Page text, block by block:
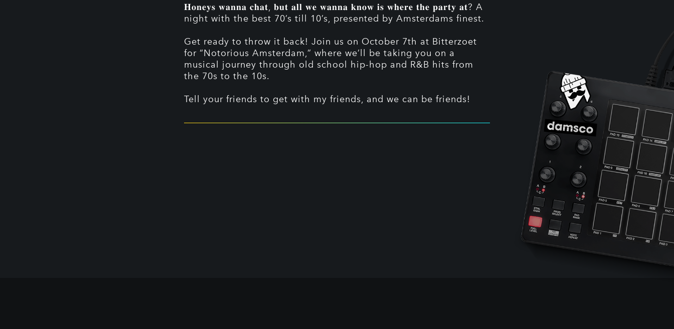
𝐇𝐨𝐧𝐞𝐲𝐬 𝐰𝐚𝐧𝐧𝐚 𝐜𝐡𝐚𝐭, 𝐛𝐮𝐭 𝐚𝐥𝐥 𝐰𝐞 𝐰𝐚𝐧𝐧𝐚 𝐤𝐧𝐨𝐰 𝐢𝐬 𝐰𝐡𝐞𝐫𝐞 𝐭𝐡𝐞 𝐩𝐚𝐫𝐭𝐲 𝐚𝐭? A
night with the best 70’s till 10’s, presented by Amsterdams finest.
Get ready to throw it back! Join us on October 7th at Bitterzoet
for “Notorious Amsterdam,” where we’ll be taking you on a
musical journey through old school hip-hop and R&B hits from
the 70s to the 10s.
Tell your friends to get with my friends, and we can be friends!